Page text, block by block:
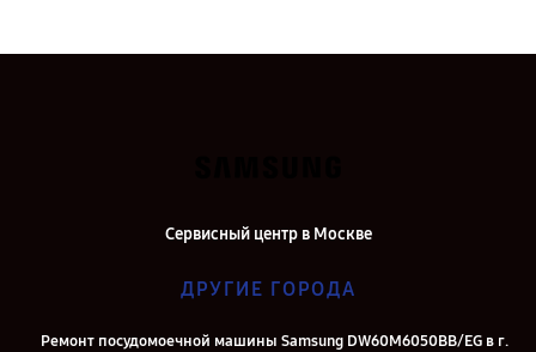
Сервисный центр в Москве
ДРУГИЕ ГОРОДА
Ремонт посудомоечной машины Samsung DW60M6050BB/EG в г.